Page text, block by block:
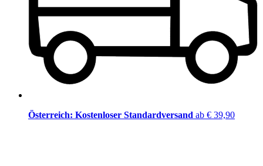
Österreich: Kostenloser Standardversand ab € 39,90